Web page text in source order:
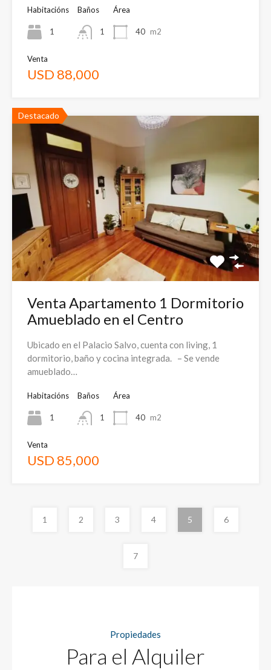
Habitacións
1
Baños
1
Área
40 m2
Venta
USD 88,000
Destacado
Venta Apartamento 1 Dormitorio
Amueblado en el Centro
Ubicado en el Palacio Salvo, cuenta con living, 1
dormitorio, baño y cocina integrada. – Se vende
amueblado…
Habitacións
1
Baños
1
Área
40 m2
Venta
USD 85,000
1 2 3 4 5 6
7
Propiedades
Para el Alquiler